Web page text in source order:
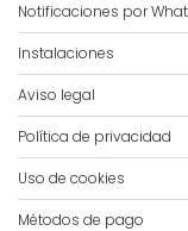
Notificaciones por
Instalaciones
Aviso legal
Política de privacidad
Uso de cookies
Métodos de pago